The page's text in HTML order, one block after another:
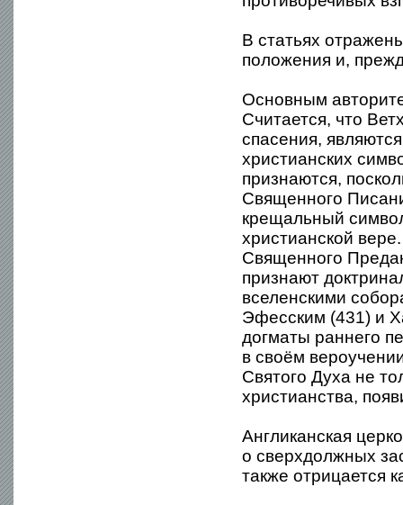
В статьях
положения и,
Основным
Считается, что
спасения,
христианских
признаются,
Священного
крещальный
христианской
Священного
признают
вселенскими
Эфесским (431) и
догматы раннего
в своём
Святого Духа не
христианства,
Англиканская
о сверхдолжных
также отрицается